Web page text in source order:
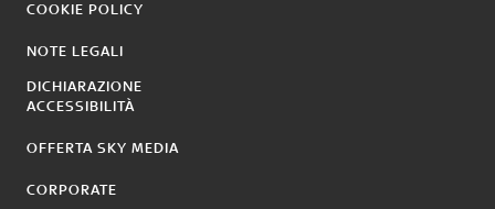
COOKIE POLICY
NOTE LEGALI
DICHIARAZIONE
ACCESSIBILITÀ
OFFERTA SKY MEDIA
CORPORATE